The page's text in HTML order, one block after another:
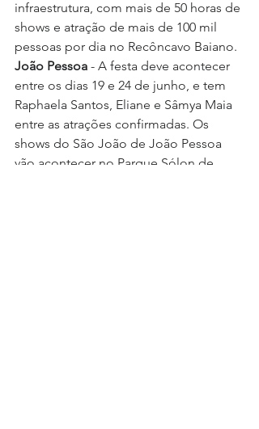
infraestrutura, com mais de 50 horas de
shows e atração de mais de 100 mil
pessoas por dia no Recôncavo Baiano.
João Pessoa - A festa deve acontecer
entre os dias 19 e 24 de junho, e tem
Raphaela Santos, Eliane e Sâmya Maia
entre as atrações confirmadas. Os
shows do São João de João Pessoa
vão acontecer no Parque Sólon de